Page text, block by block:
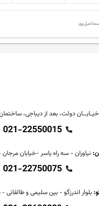
خیـابــان دولت، بعد از دیباجی، ساختمان
021-22550015
نیاوران - سه راه یاسر -خیابان
021-22750075
بلوار اندرزگو - بین سلیمی و طالقانی - پلاک 50.1 -